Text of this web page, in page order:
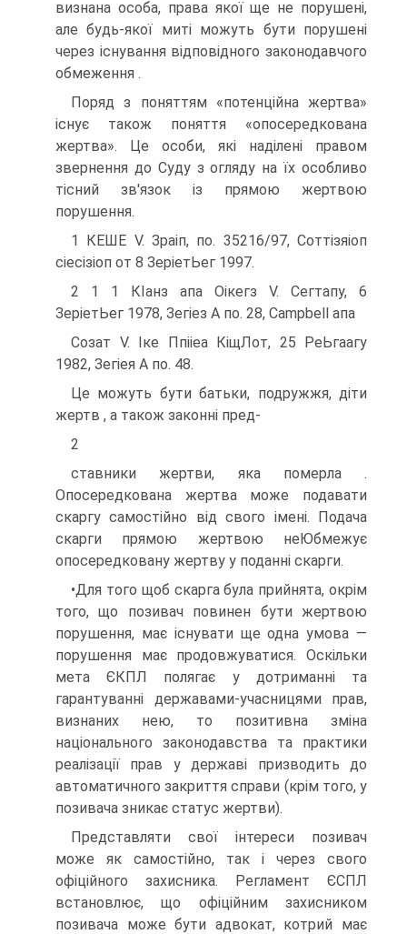
визнана особа, права якої ще не порушені,
але будь-якої миті можуть бути по­рушені
через існування відповідного законодавчого
обмеження .
Поряд з поняттям «потенційна жертва»
існує також поняття «опо­середкована
жертва». Це особи, які наділені правом
звернення до Суду з огляду на їх особливо
тісний зв'язок із прямою жертвою
порушення.
1 КЕШЕ V. Зраіп, по. 35216/97, Соттізяіоп
сіесізіоп от 8 ЗеріетЬег 1997.
2 1 1 КІанз апа Оікегз V. Сегтапу, 6
ЗеріетЬег 1978, Зегіез А по. 28, Campbell апа
Созат V. Іке Ппііеа КіщЛот, 25 РеЬгаагу
1982, Зегіея А по. 48.
Це можуть бути батьки, подружжя, діти
жертв , а також законні пред-
2
ставники жертви, яка померла .
Опосередкована жертва може подава­ти
скаргу самостійно від свого імені. Подача
скарги прямою жертвою неЮбмежує
опосередковану жертву у поданні скарги.
•Для того щоб скарга була прийнята, окрім
того, що позивач повинен бути жертвою
порушення, має існувати ще одна умова —
порушення має продовжуватися. Оскільки
мета ЄКПЛ полягає у дотриманні та
гарантуванні державами-учасницями прав,
визнаних нею, то позитив­на зміна
національного законодавства та практики
реалізації прав у державі призводить до
автоматичного закриття справи (крім того, у
позивача зникає статус жертви).
Представляти свої інтереси позивач
може як самостійно, так і через свого
офіційного захисника. Регламент ЄСПЛ
встановлює, що офіцій­ним захисником
позивача може бути адвокат, котрий має